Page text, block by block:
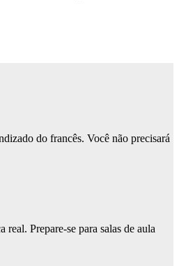
do francês. Você não precisará
Prepare-se para salas de aula